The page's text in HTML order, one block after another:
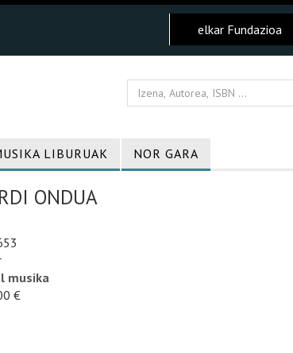
elkar Fundazioa
LIBURUAK NOR GARA
ONDUA
musika
€